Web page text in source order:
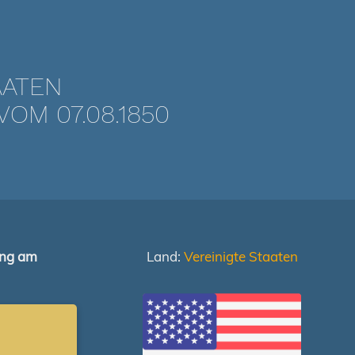
07.08.1850
am
Land: Vereinigte Staaten